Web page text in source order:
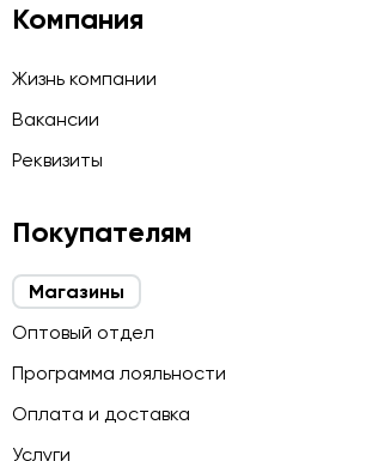
Компания
Жизнь компании
Вакансии
Реквизиты
Покупателям
Магазины
Оптовый отдел
Программа лояльности
Оплата и доставка
Услуги